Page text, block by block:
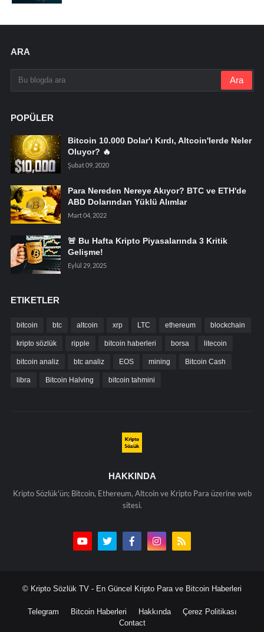
ARA
POPÜLER
Bitcoin 10.000 Dolar'ı Kırdı, Altcoin'lerde Neler
Oluyor? 🔥
Şubat 09, 2020
Para Nereden Nereye Akıyor? BTC ve ETH'de
ABD Dolarından Yüklü Alımlar
Mart 04, 2022
🚨 Bu Hafta Kripto Piyasalarında 3 Kritik
Gelişme!
Eylül 29, 2025
ETIKETLER
bitcoin btc altcoin xrp LTC ethereum blockchain
kripto sözlük ripple bitcoin haberleri borsa litecoin
bitcoin analiz btc analiz EOS mining Bitcoin Cash
libra Bitcoin Halving bitcoin tahmini
HAKKINDA
Kripto Sözlük'ün; Bitcoin, Ethereum, Altcoin ve Kripto Para üzerine web
sitesi.
© Kripto Sözlük TV - En Güncel Kripto Para ve Bitcoin Haberleri
Telegram Bitcoin Haberleri Hakkında
Çerez Politikası
Contact